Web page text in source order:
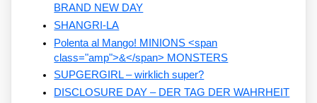
BRAND NEW DAY
SHANGRI-LA
Polenta al Mango! MINIONS <span
class="amp">&</span> MONSTERS
SUPGERGIRL – wirklich super?
DISCLOSURE DAY – DER TAG DER WAHRHEIT